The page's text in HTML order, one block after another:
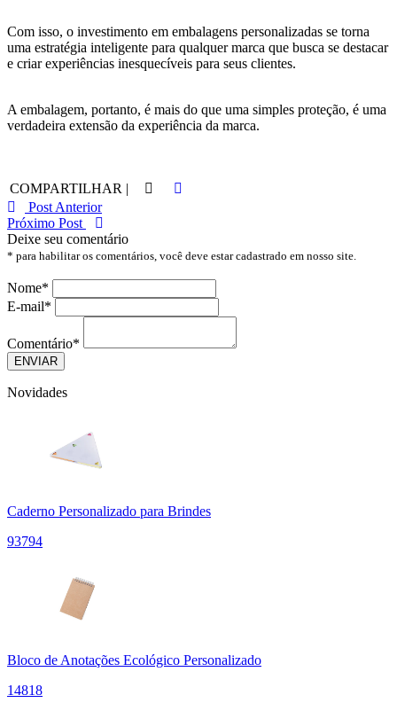
Com isso, o investimento em embalagens personalizadas se torna
uma estratégia inteligente para qualquer marca que busca se destacar
e criar experiências inesquecíveis para seus clientes.
A embalagem, portanto, é mais do que uma simples proteção, é uma
verdadeira extensão da experiência da marca.
COMPARTILHAR |
Post Anterior
Próximo Post
Deixe seu comentário
* para habilitar os comentários, você deve estar cadastrado em nosso site.
Nome*
E-mail*
Comentário*
Novidades
Caderno Personalizado para Brindes
93794
Bloco de Anotações Ecológico Personalizado
14818